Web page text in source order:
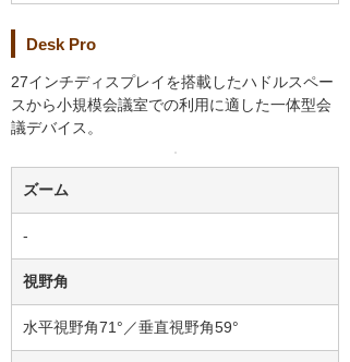
Desk Pro
27インチディスプレイを搭載したハドルスペー
スから小規模会議室での利用に適した一体型会
議デバイス。
ズーム
-
視野角
水平視野角71°／垂直視野角59°